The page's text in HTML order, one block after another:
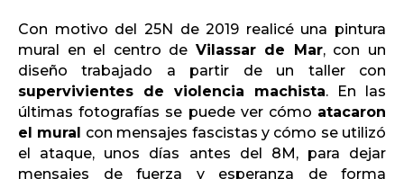
Con motivo del 25N de 2019 realicé una pintura
mural en el centro de Vilassar de Mar, con un
diseño trabajado a partir de un taller con
supervivientes de violencia machista. En las
últimas fotografías se puede ver cómo atacaron
el mural con mensajes fascistas y cómo se utilizó
el ataque, unos días antes del 8M, para dejar
mensajes de fuerza y ​​esperanza de forma